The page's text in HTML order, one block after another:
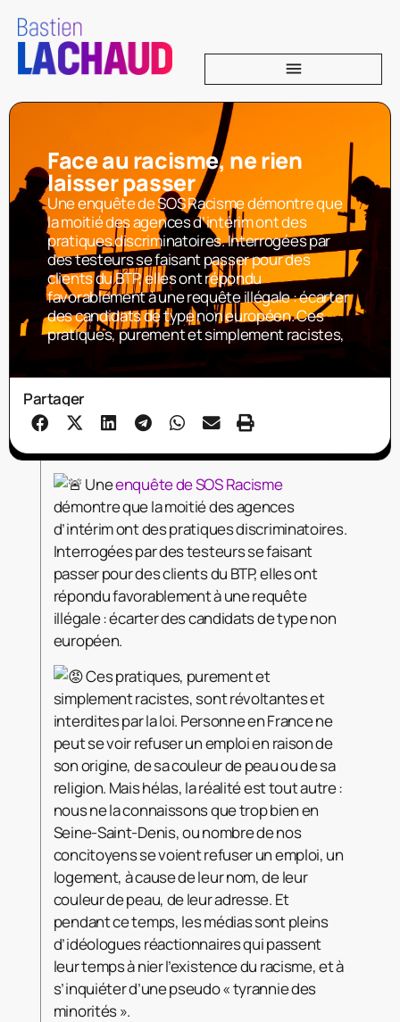
Face au racisme, ne rien
laisser passer
Une enquête de SOS Racisme démontre que
la moitié des agences d’intérim ont des
pratiques discriminatoires. Interrogées par
des testeurs se faisant passer pour des
clients du BTP, elles ont répondu
favorablement à une requête illégale : écarter
des candidats de type non européen. Ces
pratiques, purement et simplement racistes,
Partager
Uneenquête de SOS Racisme
démontre que la moitié des agences
d’intérim ont des pratiques discriminatoires.
Interrogées par des testeurs se faisant
passer pour des clients du BTP, elles ont
répondu favorablement à une requête
illégale : écarter des candidats de type non
européen.
Ces pratiques, purement et
simplement racistes, sont révoltantes et
interdites par la loi. Personne en France ne
peut se voir refuser un emploi en raison de
son origine, de sa couleur de peau ou de sa
religion. Mais hélas, la réalité est tout autre :
nous ne la connaissons que trop bien en
Seine-Saint-Denis, ou nombre de nos
concitoyens se voient refuser un emploi, un
logement, à cause de leur nom, de leur
couleur de peau, de leur adresse. Et
pendant ce temps, les médias sont pleins
d’idéologues réactionnaires qui passent
leur temps à nier l’existence du racisme, et à
s’inquiéter d’une pseudo « tyrannie des
minorités ».